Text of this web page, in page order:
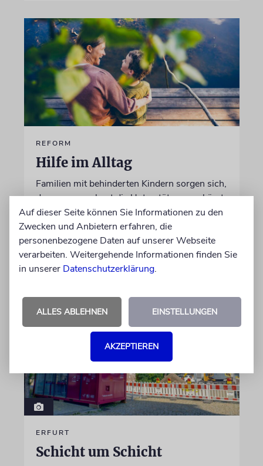
REFORM
Hilfe im Alltag
Familien mit behinderten Kindern sorgen sich,
dass ausgerechnet die Unterstützung gekürzt
wird, die ihnen ein selbstbestimmtes Leben
ermöglicht
von Christine Schmitt
05.08.2026
ERFURT
Schicht um Schicht
Auf dieser Seite können Sie Informationen zu den
Zwecken und Anbietern erfahren, die
personenbezogene Daten auf unserer Webseite
verarbeiten. Weitergehende Informationen finden Sie
in unserer Datenschutzerklärung.
ALLES ABLEHNEN EINSTELLUNGEN
AKZEPTIEREN